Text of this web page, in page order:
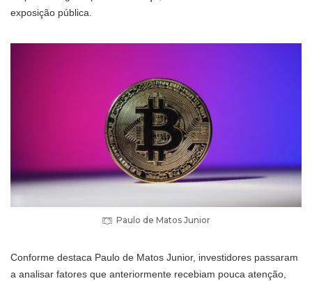
exposição pública.
Paulo de Matos Junior
Conforme destaca Paulo de Matos Junior, investidores passaram
a analisar fatores que anteriormente recebiam pouca atenção,